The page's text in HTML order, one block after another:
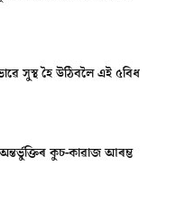
সুস্থ হৈ উঠিবলৈ এই ৫বিধ
কুচ-কাৱাজ আৰম্ভ